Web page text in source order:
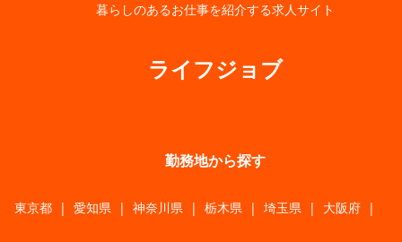
暮らしのあるお仕事を紹介する求人サイト
ライフジョブ
勤務地から探す
東京都 | 愛知県 | 神奈川県 | 栃木県 | 埼玉県 | 大阪府 |